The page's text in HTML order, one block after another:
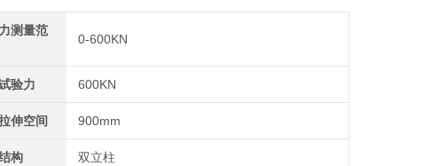
测量范
0-600KN
验力 600KN
伸空间 900mm
构 双立柱